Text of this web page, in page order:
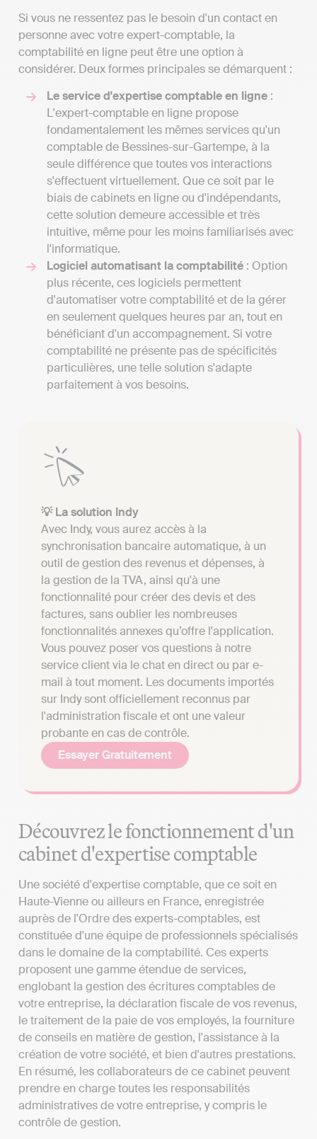
Si vous ne ressentez pas le besoin d'un contact en
personne avec votre expert-comptable, la
comptabilité en ligne peut être une option à
considérer. Deux formes principales se démarquent :
Le service d'expertise comptable en ligne :
L'expert-comptable en ligne propose
fondamentalement les mêmes services qu'un
comptable de Bessines-sur-Gartempe, à la
seule différence que toutes vos interactions
s'effectuent virtuellement. Que ce soit par le
biais de cabinets en ligne ou d'indépendants,
cette solution demeure accessible et très
intuitive, même pour les moins familiarisés avec
l'informatique.
Logiciel automatisant la comptabilité : Option
plus récente, ces logiciels permettent
d'automatiser votre comptabilité et de la gérer
en seulement quelques heures par an, tout en
bénéficiant d'un accompagnement. Si votre
comptabilité ne présente pas de spécificités
particulières, une telle solution s'adapte
parfaitement à vos besoins.
💡 La solution Indy
Avec Indy, vous aurez accès à la
synchronisation bancaire automatique, à un
outil de gestion des revenus et dépenses, à
la gestion de la TVA, ainsi qu'à une
fonctionnalité pour créer des devis et des
factures, sans oublier les nombreuses
fonctionnalités annexes qu’offre l'application.
Vous pouvez poser vos questions à notre
service client via le chat en direct ou par e-
mail à tout moment. Les documents importés
sur Indy sont officiellement reconnus par
l'administration fiscale et ont une valeur
probante en cas de contrôle.
Essayer Gratuitement
Découvrez le fonctionnement d'un
cabinet d'expertise comptable
Une société d'expertise comptable, que ce soit en
Haute-Vienne ou ailleurs en France, enregistrée
auprès de l'Ordre des experts-comptables, est
constituée d'une équipe de professionnels spécialisés
dans le domaine de la comptabilité. Ces experts
proposent une gamme étendue de services,
englobant la gestion des écritures comptables de
votre entreprise, la déclaration fiscale de vos revenus,
le traitement de la paie de vos employés, la fourniture
de conseils en matière de gestion, l'assistance à la
création de votre société, et bien d'autres prestations.
En résumé, les collaborateurs de ce cabinet peuvent
prendre en charge toutes les responsabilités
administratives de votre entreprise, y compris le
contrôle de gestion.